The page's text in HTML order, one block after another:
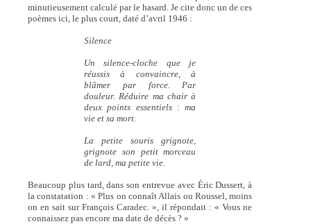
minutieusement calculé par le hasard. Je cite donc un de ces
poèmes ici, le plus court, daté d’avril 1946 :
Silence
Un silence-cloche que je
réussis à convaincre, à
blâmer par force. Par
douleur. Réduire ma chair à
deux points essentiels : ma
vie et sa mort.
La petite souris grignote,
grignote son petit morceau
de lard, ma petite vie.
Beaucoup plus tard, dans son entrevue avec Éric Dussert, à
la constatation : « Plus on connaît Allais ou Roussel, moins
on en sait sur François Caradec. », il répondait : « Vous ne
connaissez pas encore ma date de décès ? »